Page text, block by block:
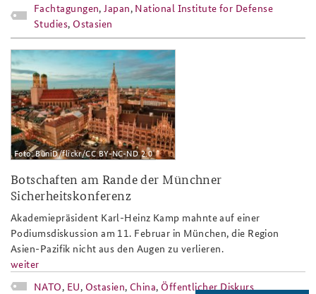
Fachtagungen, Japan, National Institute for Defense
Studies, Ostasien
muenchen2016_sliderbild.jpg
Foto: BüniD/flickr/CC BY-NC-ND 2.0
Botschaften am Rande der Münchner
Sicherheitskonferenz
Akademiepräsident Karl-Heinz Kamp mahnte auf einer
Podiumsdiskussion am 11. Februar in München, die Region
Asien-Pazifik nicht aus den Augen zu verlieren.
weiter
NATO, EU, Ostasien, China, Öffentlicher Diskurs